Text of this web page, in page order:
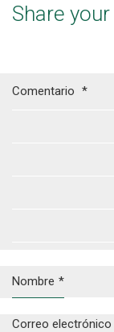
Share
Comentario *
Nombre *
Correo electrónico